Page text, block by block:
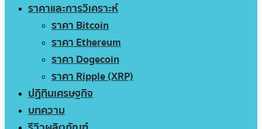
ราคาและการวิเคราะห์
ราคา Bitcoin
ราคา Ethereum
ราคา Dogecoin
ราคา Ripple (XRP)
ปฏิทินเศรษฐกิจ
บทความ